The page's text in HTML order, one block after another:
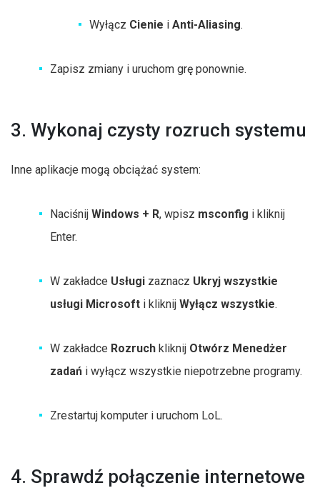
Wyłącz Cienie i Anti-Aliasing.
Zapisz zmiany i uruchom grę ponownie.
3. Wykonaj czysty rozruch systemu
Inne aplikacje mogą obciążać system:
Naciśnij Windows + R, wpisz msconfig i kliknij
Enter.
W zakładce Usługi zaznacz Ukryj wszystkie
usługi Microsoft i kliknij Wyłącz wszystkie.
W zakładce Rozruch kliknij Otwórz Menedżer
zadań i wyłącz wszystkie niepotrzebne programy.
Zrestartuj komputer i uruchom LoL.
4. Sprawdź połączenie internetowe